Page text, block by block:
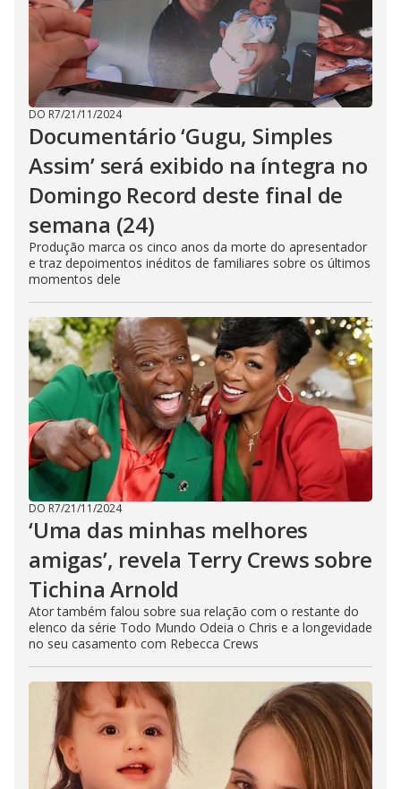
DO R7/21/11/2024
Documentário ‘Gugu, Simples
Assim’ será exibido na íntegra no
Domingo Record deste final de
semana (24)
Produção marca os cinco anos da morte do apresentador
e traz depoimentos inéditos de familiares sobre os últimos
momentos dele
DO R7/21/11/2024
‘Uma das minhas melhores
amigas’, revela Terry Crews sobre
Tichina Arnold
Ator também falou sobre sua relação com o restante do
elenco da série Todo Mundo Odeia o Chris e a longevidade
no seu casamento com Rebecca Crews